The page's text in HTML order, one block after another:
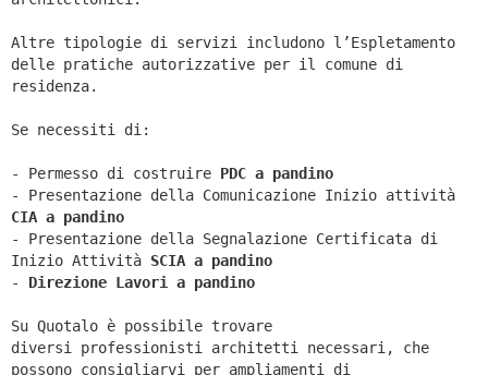
Altre tipologie di servizi includono l’Espletamento
delle pratiche autorizzative per il comune di
residenza.
Se necessiti di:
- Permesso di costruire PDC a pandino
- Presentazione della Comunicazione Inizio attività
CIA a pandino
- Presentazione della Segnalazione Certificata di
Inizio Attività SCIA a pandino
- Direzione Lavori a pandino
Su Quotalo è possibile trovare
diversi professionisti architetti necessari, che
possono consigliarvi per ampliamenti di